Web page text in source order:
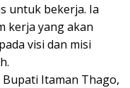
untuk bekerja. Ia
kerja yang akan
visi dan misi
Itaman Thago,